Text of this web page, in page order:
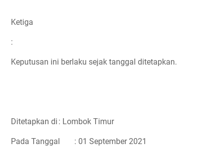
Ketiga
:
Keputusan ini berlaku sejak tanggal ditetapkan.
Ditetapkan di : Lombok Timur
Pada Tanggal : 01 September 2021